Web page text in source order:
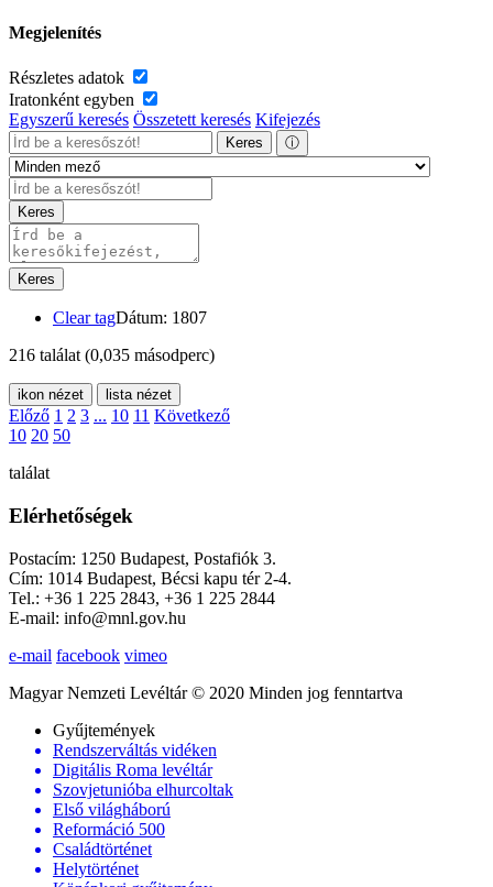
Megjelenítés
Részletes adatok
Iratonként egyben
Egyszerű keresés Összetett keresés Kifejezés
Keres ⓘ
Keres
Keres
Clear tagDátum: 1807
216 találat (0,035 másodperc)
ikon nézet lista nézet
Előző 1 2 3 ... 10 11 Következő
10 20 50
találat
Elérhetőségek
Postacím: 1250 Budapest, Postafiók 3.
Cím: 1014 Budapest, Bécsi kapu tér 2-4.
Tel.: +36 1 225 2843, +36 1 225 2844
E-mail: info@mnl.gov.hu
e-mail facebook vimeo
Magyar Nemzeti Levéltár © 2020 Minden jog fenntartva
Gyűjtemények
Rendszerváltás vidéken
Digitális Roma levéltár
Szovjetunióba elhurcoltak
Első világháború
Reformáció 500
Családtörténet
Helytörténet